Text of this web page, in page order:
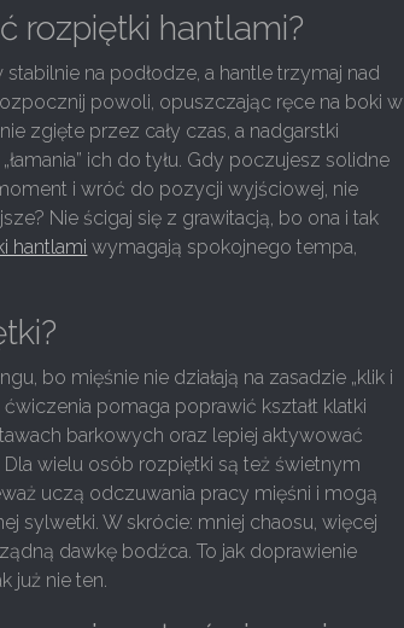
rozpiętki hantlami?
stabilnie na podłodze, a hantle trzymaj nad
powoli, opuszczając ręce na boki w
zgięte przez cały czas, a nadgarstki
ich do tyłu. Gdy poczujesz solidne
i wróć do pozycji wyjściowej, nie
Nie ścigaj się z grawitacją, bo ona i tak
hantlami wymagają spokojnego tempa,
bo mięśnie nie działają na zasadzie „klik i
pomaga poprawić kształt klatki
barkowych oraz lepiej aktywować
wielu osób rozpiętki są też świetnym
uczą odczuwania pracy mięśni i mogą
sylwetki. W skrócie: mniej chaosu, więcej
dawkę bodźca. To jak doprawienie
już nie ten.